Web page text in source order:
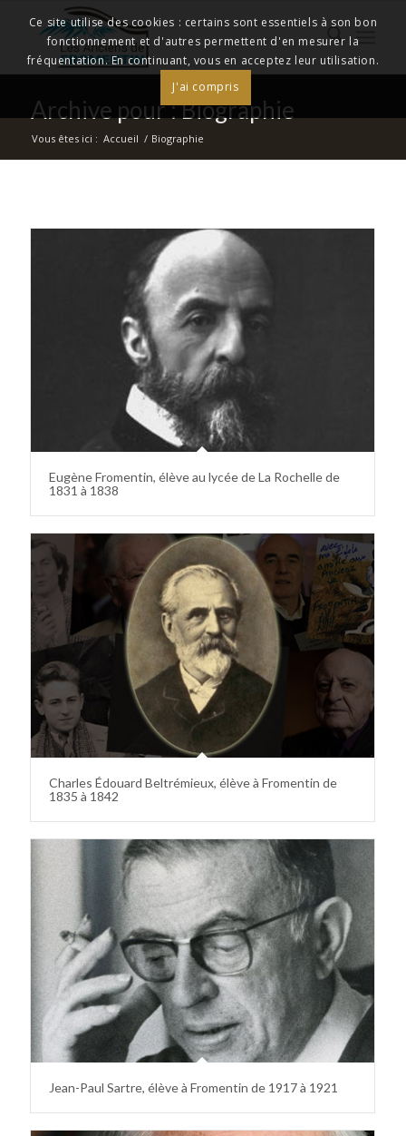
Archive pour : Biographie
Vous êtes ici : Accueil / Biographie
Eugène Fromentin, élève au lycée de La Rochelle de
1831 à 1838
Charles Édouard Beltrémieux, élève à Fromentin de
1835 à 1842
Jean-Paul Sartre, élève à Fromentin de 1917 à 1921
Ce site utilise des cookies : certains sont essentiels à son bon
fonctionnement et d'autres permettent d'en mesurer la
fréquentation. En continuant, vous en acceptez leur utilisation.
J'ai compris